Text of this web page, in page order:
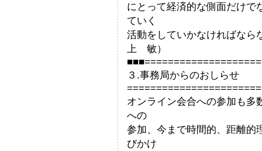
にとって経済的な側面だけで
ていく
活動をしていかな
上 敏）
３.事務局からのおしらせ
オンライン会合への参加も多
への
参加、今まで時間的、距離的
びかけ